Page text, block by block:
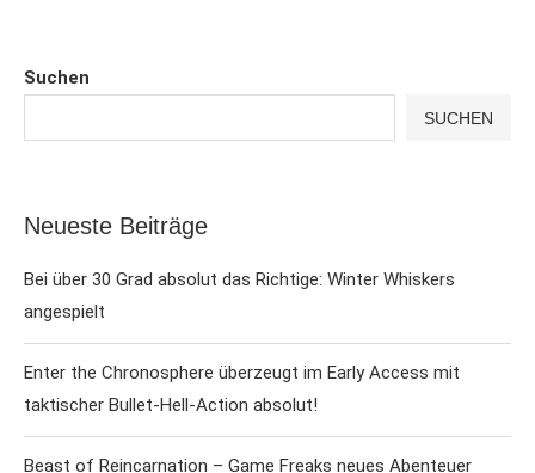
Suchen
SUCHEN
Neueste Beiträge
Bei über 30 Grad absolut das Richtige: Winter Whiskers
angespielt
Enter the Chronosphere überzeugt im Early Access mit
taktischer Bullet-Hell-Action absolut!
Beast of Reincarnation – Game Freaks neues Abenteuer